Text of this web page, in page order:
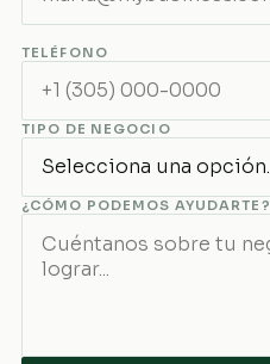
TELÉFONO
TIPO DE NEGOCIO
¿CÓMO PODEMOS AYUDARTE?